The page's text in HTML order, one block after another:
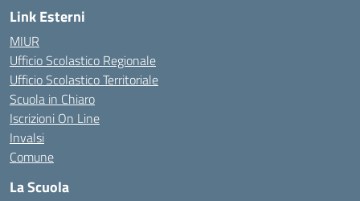
Link Esterni
MIUR
Ufficio Scolastico Regionale
Ufficio Scolastico Territoriale
Scuola in Chiaro
Iscrizioni On Line
Invalsi
Comune
La Scuola